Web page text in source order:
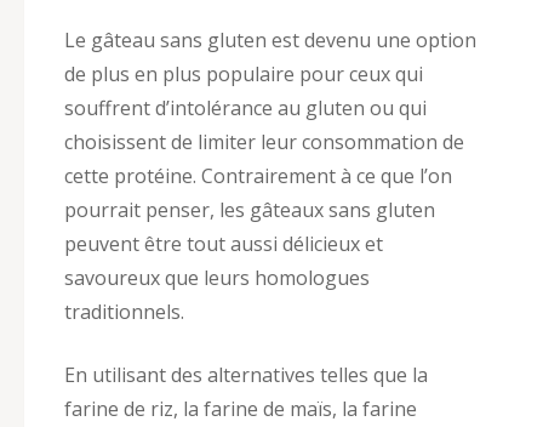
Le gâteau sans gluten est devenu une option
de plus en plus populaire pour ceux qui
souffrent d’intolérance au gluten ou qui
choisissent de limiter leur consommation de
cette protéine. Contrairement à ce que l’on
pourrait penser, les gâteaux sans gluten
peuvent être tout aussi délicieux et
savoureux que leurs homologues
traditionnels.
En utilisant des alternatives telles que la
farine de riz, la farine de maïs, la farine